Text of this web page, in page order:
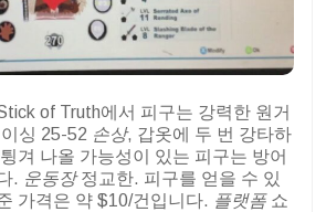
of Truth에서 피구는 강력한 원거
싱 25-52 손상, 갑옷에 두 번 강타하
겨 나올 가능성이 있는 피구는 방어
. 운동장정교한. 피구를 얻을 수 있
가격은 약 $10/건입니다. 플랫폼쇼